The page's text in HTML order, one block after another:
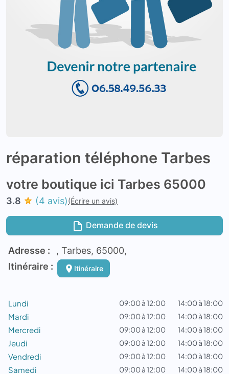
réparation téléphone Tarbes
votre boutique ici Tarbes 65000
3.8 (4 avis)(Écrire un avis)
Demande de devis
Adresse :
, Tarbes, 65000,
Itinéraire :
Itinéraire
Lundi 09:00 à 12:00 14:00 à 18:00
Mardi 09:00 à 12:00 14:00 à 18:00
Mercredi 09:00 à 12:00 14:00 à 18:00
Jeudi 09:00 à 12:00 14:00 à 18:00
Vendredi 09:00 à 12:00 14:00 à 18:00
Samedi 09:00 à 12:00 14:00 à 18:00